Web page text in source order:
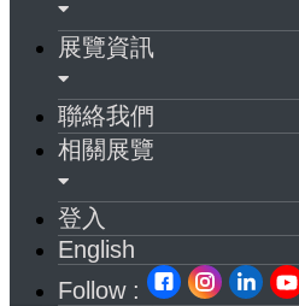
展覽資訊
聯絡我們
相關展覽
登入
English
Follow :